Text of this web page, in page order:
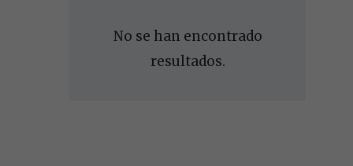
No se han encontrado
resultados.